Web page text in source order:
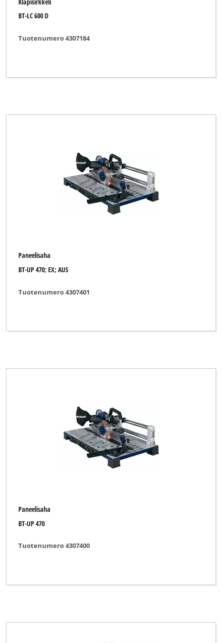
BT-LC 600 D
Tuotenumero 4307184
Paneelisaha
BT-UP 470; EX; AUS
Tuotenumero 4307401
Paneelisaha
BT-UP 470
Tuotenumero 4307400